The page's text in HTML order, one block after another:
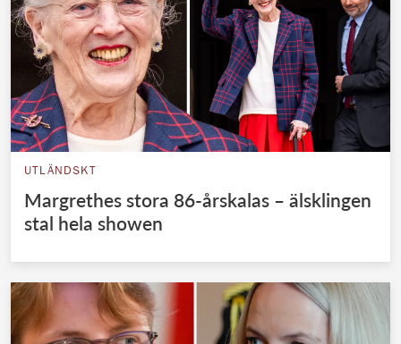
UTLÄNDSKT
Margrethes stora 86-årskalas – älsklingen
stal hela showen